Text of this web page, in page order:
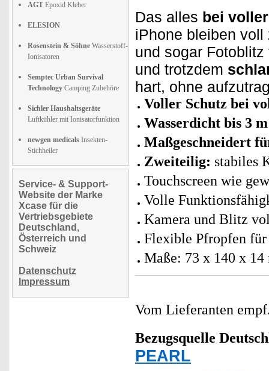
AGT Epoxid Kleber
ELESION
Rosenstein & Söhne Wasserstoff-
Ionisatoren
Semptec Urban Survival
Technology Camping Zubehöre
Sichler Haushaltsgeräte
Luftkühler mit Ionisatorfunktion
newgen medicals Insekten-
Stichheiler
Service- & Support-
Website der Marke
Xcase für die
Vertriebsgebiete
Deutschland,
Österreich und
Schweiz
Datenschutz
Impressum
Das alles bei
iPhone bleiben voll
und sogar
und trotzdem
hart, ohne
Voller Schutz bei
Wasserdicht bis 3 m
Maßgeschneidert
Zweiteilig: stabiles
Touchscreen wie
Volle
Kamera und Blitz
Flexible Pfropfen
Maße: 73 x 140 x 14
Vom Lieferanten
Bezugsquelle
PEARL